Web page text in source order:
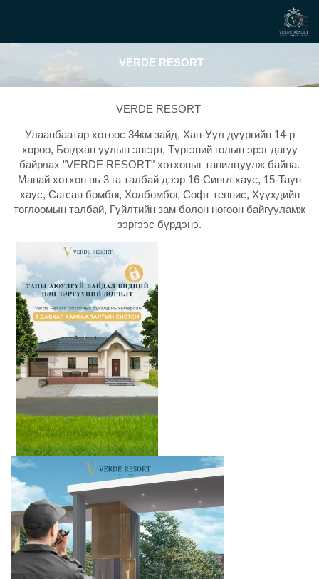
VERDE RESORT
VERDE RESORT
Улаанбаатар хотоос 34км зайд, Хан-Уул дүүргийн 14-р
хороо, Богдхан уулын энгэрт, Түргэний голын эрэг дагуу
байрлах "VERDE RESORT" хотхоныг танилцуулж байна.
Манай хотхон нь 3 га талбай дээр 16-Сингл хаус, 15-Таун
хаус, Сагсан бөмбөг, Хөлбөмбөг, Софт теннис, Хүүхдийн
тоглоомын талбай, Гүйлтийн зам болон ногоон байгууламж
зэргээс бүрдэнэ.